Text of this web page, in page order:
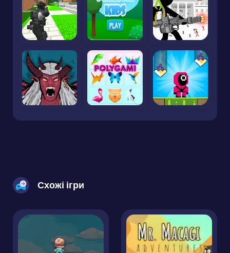
Схожі ігри